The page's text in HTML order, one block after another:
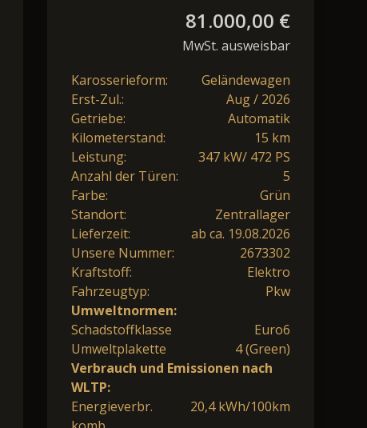
81.000,00 €
MwSt. ausweisbar
Karosserieform:
Geländewagen
Erst-Zul.:
Aug / 2026
Getriebe:
Automatik
Kilometerstand:
15 km
Leistung:
347 kW/ 472 PS
Anzahl der Türen:
5
Farbe:
Grün
Standort:
Zentrallager
Lieferzeit:
ab ca. 19.08.2026
Unsere Nummer:
2673302
Kraftstoff:
Elektro
Fahrzeugtyp:
Pkw
Umweltnormen:
Schadstoffklasse
Euro6
Umweltplakette
4 (Green)
Verbrauch und Emissionen nach
WLTP:
Energieverbr.
20,4 kWh/100km